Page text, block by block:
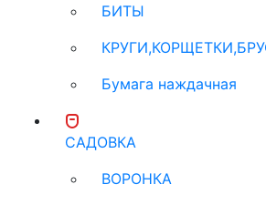
БИТЫ
Бумага наждачная
САДОВКА
ВОРОНКА